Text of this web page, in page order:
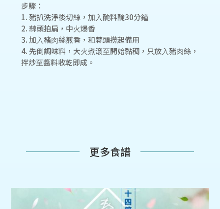
步驟：
1. 豬扒洗淨後切絲，加⼊醃料醃30分鐘
2. 蒜頭拍扁，中⽕爆香
3. 加⼊豬⾁絲煎香，和蒜頭撈起備⽤
4. 先倒調味料，⼤⽕煮滾⾄開始黏稠，只放⼊豬⾁絲，
拌炒⾄醬料收乾即成。
更多食譜